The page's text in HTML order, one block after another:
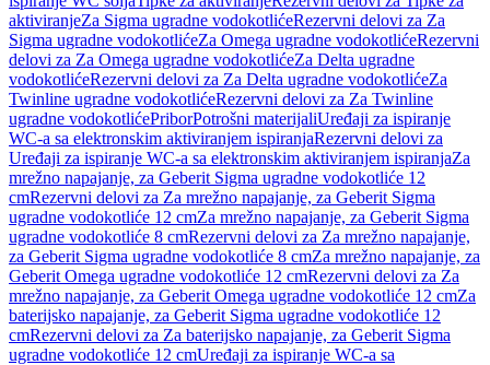
aktiviranjeZa Sigma ugradne vodokotlićeRezervni delovi za Za
Sigma ugradne vodokotlićeZa Omega ugradne vodokotlićeRezervni
delovi za Za Omega ugradne vodokotlićeZa Delta ugradne
vodokotlićeRezervni delovi za Za Delta ugradne vodokotlićeZa
Twinline ugradne vodokotlićeRezervni delovi za Za Twinline
ugradne vodokotlićePriborPotrošni materijaliUređaji za ispiranje
WC-a sa elektronskim aktiviranjem ispiranjaRezervni delovi za
Uređaji za ispiranje WC-a sa elektronskim aktiviranjem ispiranjaZa
mrežno napajanje, za Geberit Sigma ugradne vodokotliće 12
cmRezervni delovi za Za mrežno napajanje, za Geberit Sigma
ugradne vodokotliće 12 cmZa mrežno napajanje, za Geberit Sigma
ugradne vodokotliće 8 cmRezervni delovi za Za mrežno napajanje,
za Geberit Sigma ugradne vodokotliće 8 cmZa mrežno napajanje, za
Geberit Omega ugradne vodokotliće 12 cmRezervni delovi za Za
mrežno napajanje, za Geberit Omega ugradne vodokotliće 12 cmZa
baterijsko napajanje, za Geberit Sigma ugradne vodokotliće 12
cmRezervni delovi za Za baterijsko napajanje, za Geberit Sigma
ugradne vodokotliće 12 cmUređaji za ispiranje WC-a sa